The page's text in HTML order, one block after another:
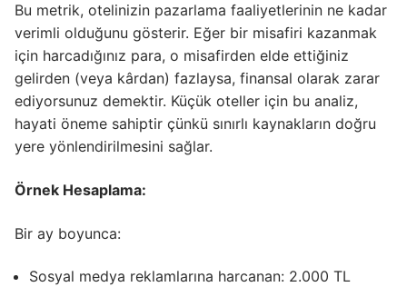
Bu metrik, otelinizin pazarlama faaliyetlerinin ne kadar
verimli olduğunu gösterir. Eğer bir misafiri kazanmak
için harcadığınız para, o misafirden elde ettiğiniz
gelirden (veya kârdan) fazlaysa, finansal olarak zarar
ediyorsunuz demektir. Küçük oteller için bu analiz,
hayati öneme sahiptir çünkü sınırlı kaynakların doğru
yere yönlendirilmesini sağlar.
Örnek Hesaplama:
Bir ay boyunca:
Sosyal medya reklamlarına harcanan: 2.000 TL